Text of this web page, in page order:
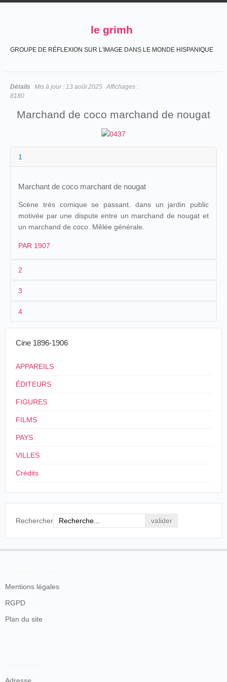
le grimh
GROUPE DE RÉFLEXION SUR L'IMAGE DANS LE MONDE HISPANIQUE
Détails Mis à jour : 13 août 2025 Affichages :
8180
Marchand de coco marchand de nougat
1
Marchant de coco marchant de nougat
Scène très comique se passant. dans un jardin public
motivée par une dispute entre un marchand de nougat et
un marchand de coco. Mêlée générale.
PAR 1907
2
1
2
3
[1902]
14 m. environ
4
France
3
4
Cine 1896-1906
APPAREILS
ÉDITEURS
FIGURES
FILMS
PAYS
VILLES
Crédits
Rechercher
Mentions légales
RGPD
Plan du site